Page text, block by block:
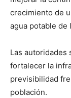
crecimiento de
agua potable de
Las autoridades
fortalecer la
previsibilidad
población.